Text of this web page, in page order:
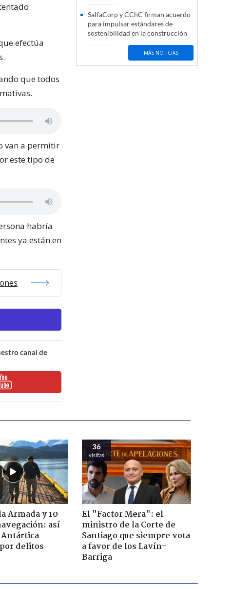
efectúa
que todos
van a permitir
este tipo de
habría
ya están en
canal de
SalfaCorp y CChC firman acuerdo
para impulsar estándares de
sostenibilidad en la construcción
MÁS NOTICIAS
Armada y 10
así
Antártica
delitos
36
visitas
El "Factor Mera": el
ministro de la Corte de
Santiago que siempre vota
a favor de los Lavín-
Barriga